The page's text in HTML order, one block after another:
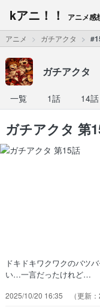
kアニ！！ アニメ感
アニメ ガチアクタ
ガチアクタ
一覧 1話 14話
ガチアクタ 第
ドキドキワクワクのバ
い…一言だったけれど…
散らばったエンジン達、
2025/10/20 16:35